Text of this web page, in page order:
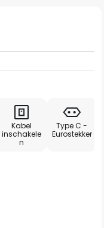
Kabel
inschakele
n
Type C -
Eurostekker